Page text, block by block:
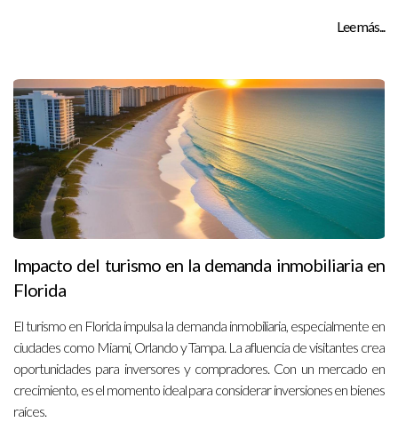
Lee más...
Impacto del turismo en la demanda inmobiliaria en
Florida
El turismo en Florida impulsa la demanda inmobiliaria, especialmente en
ciudades como Miami, Orlando y Tampa. La afluencia de visitantes crea
oportunidades para inversores y compradores. Con un mercado en
crecimiento, es el momento ideal para considerar inversiones en bienes
raíces.